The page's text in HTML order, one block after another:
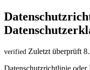
verified Zuletzt überprüft
Datenschutzrichtlinie